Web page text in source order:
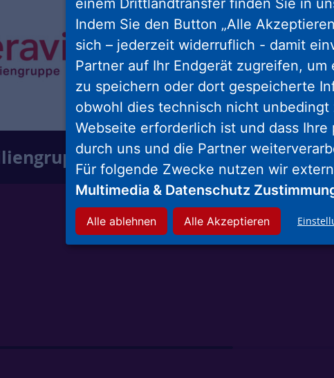
Volkswohnung
einem Drittlandtransfer finden Sie in
Indem Sie den Button „Alle
sich – jederzeit widerruflich - damit
Partner auf Ihr Endgerät zugreifen,
zu speichern oder dort gespeicherte
obwohl dies technisch nicht
Webseite erforderlich ist und dass
durch uns und die Partner
Für folgende Zwecke nutzen wir
Multimedia & Datenschutz
Alle ablehnen Alle Akzeptieren